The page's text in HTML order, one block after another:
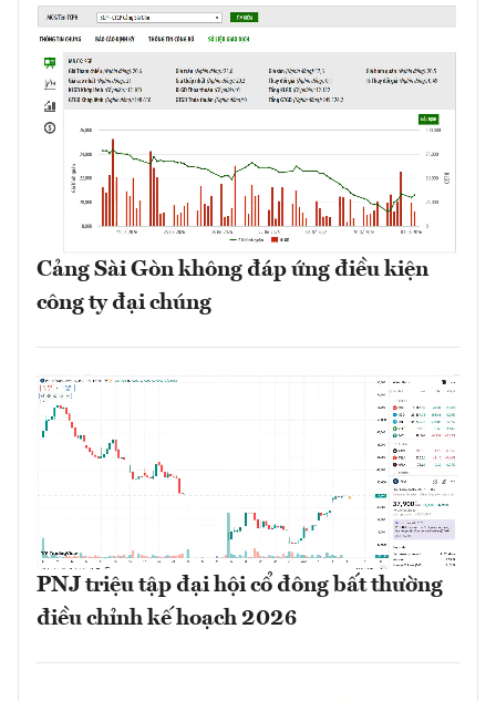
Cảng Sài Gòn không đáp ứng điều kiện
công ty đại chúng
PNJ triệu tập đại hội cổ đông bất thường
điều chỉnh kế hoạch 2026